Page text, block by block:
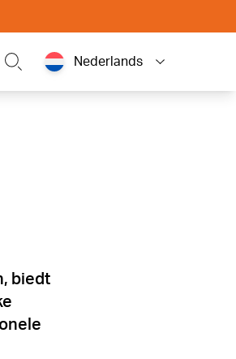
Nederlands
biedt